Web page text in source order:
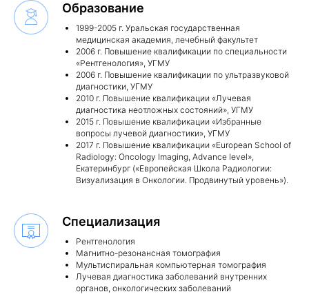
Образование
1999-2005 г. Уральская государственная
медицинская академия, лечебный факультет
2006 г. Повышение квалификации по специальности
«Рентгенология», УГМУ
2006 г. Повышение квалификации по ультразвуковой
диагностики, УГМУ
2010 г. Повышение квалификации «Лучевая
диагностика неотложных состояний», УГМУ
2015 г. Повышение квалификации «Избранные
вопросы лучевой диагностики», УГМУ
2017 г. Повышение квалификации «European School of
Radiology: Oncology Imaging, Advance level»,
Екатеринбург («Европейская Школа Радиологии:
Визуализация в Онкологии. Продвинутый уровень»).
Специализация
Рентгенология
Магнитно-резонансная томография
Мультиспиральная компьютерная томография
Лучевая диагностика заболеваний внутренних
органов, онкологических заболеваний